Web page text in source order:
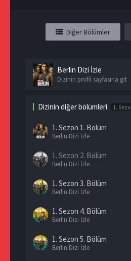
Diğer Bölümler
Berlin Dizi İzle
Dizinin profil sayfasına git
Dizinin diğer bölümleri 1.
1. Sezon 1. Bölüm
Berlin Dizi İzle
1. Sezon 2. Bölüm
Berlin Dizi İzle
1. Sezon 3. Bölüm
Berlin Dizi İzle
1. Sezon 4. Bölüm
Berlin Dizi İzle
1. Sezon 5. Bölüm
Berlin Dizi İzle